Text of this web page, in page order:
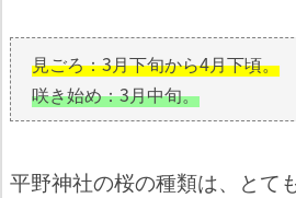
見ごろ：3月下旬から4月下頃。
咲き始め：3月中旬。
平野神社の桜の種類は、とて